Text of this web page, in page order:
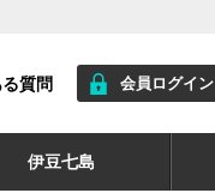
質問 会員ログイン
伊豆七島